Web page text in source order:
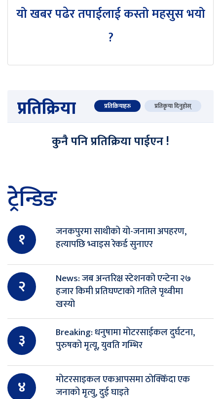
यो खबर पढेर तपाईलाई कस्तो महसुस भयो
?
प्रतिक्रिया प्रतिक्रियाहरु प्रतिकृया दिनुहोस्
कुनै पनि प्रतिक्रिया पाईएन !
ट्रेन्डिङ
१
जनकपुरमा साथीको यो-जनामा अपहरण,
हत्यापछि भ्वाइस रेकर्ड सुनाएर
२
News: जब अन्तरिक्ष स्टेशनको एन्टेना २७
हजार किमी प्रतिघण्टाको गतिले पृथ्वीमा
खस्यो
३
Breaking: धनुषामा मोटरसाईकल दुर्घटना,
पुरुषको मृत्यू, युवति गम्भिर
४
मोटरसाइकल एकआपसमा ठोक्किँदा एक
जनाको मृत्यु, दुई घाइते